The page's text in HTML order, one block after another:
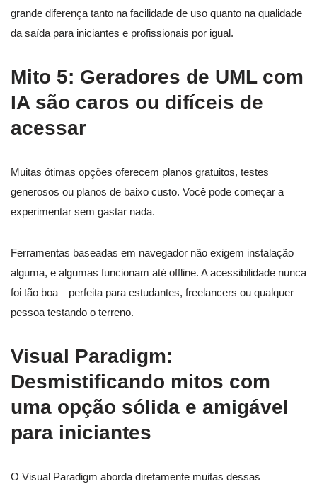
grande diferença tanto na facilidade de uso quanto na qualidade
da saída para iniciantes e profissionais por igual.
Mito 5: Geradores de UML com
IA são caros ou difíceis de
acessar
Muitas ótimas opções oferecem planos gratuitos, testes
generosos ou planos de baixo custo. Você pode começar a
experimentar sem gastar nada.
Ferramentas baseadas em navegador não exigem instalação
alguma, e algumas funcionam até offline. A acessibilidade nunca
foi tão boa—perfeita para estudantes, freelancers ou qualquer
pessoa testando o terreno.
Visual Paradigm:
Desmistificando mitos com
uma opção sólida e amigável
para iniciantes
O Visual Paradigm aborda diretamente muitas dessas